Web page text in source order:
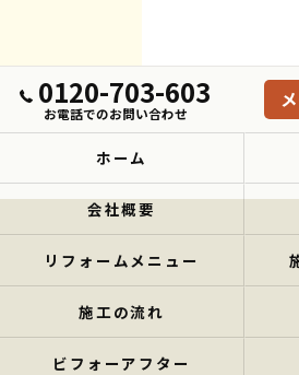
0120-703-603
お電話でのお問い合わせ
ホーム
会社概要
リフォームメニュー
施工の流れ
ビフォーアフター